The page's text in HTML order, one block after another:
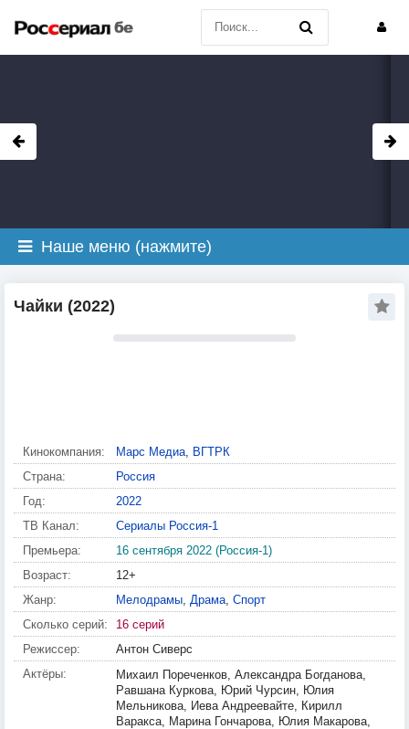
Наше меню (нажмите)
Чайки (2022)
Кинокомпания: Марс Медиа, ВГТРК
Страна:
Россия
Год:
2022
ТВ Канал:
Сериалы Россия-1
Премьера:
16 сентября 2022 (Россия-1)
Возраст:
12+
Жанр:
Мелодрамы, Драма, Спорт
Сколько серий:
16 серий
Режиссер:
Антон Сиверс
Актёры:
Михаил Пореченков, Александра Богданова,
Равшана Куркова, Юрий Чурсин, Юлия
Мельникова, Иева Андреевайте, Кирилл
Варакса, Марина Гончарова, Юлия Макарова,